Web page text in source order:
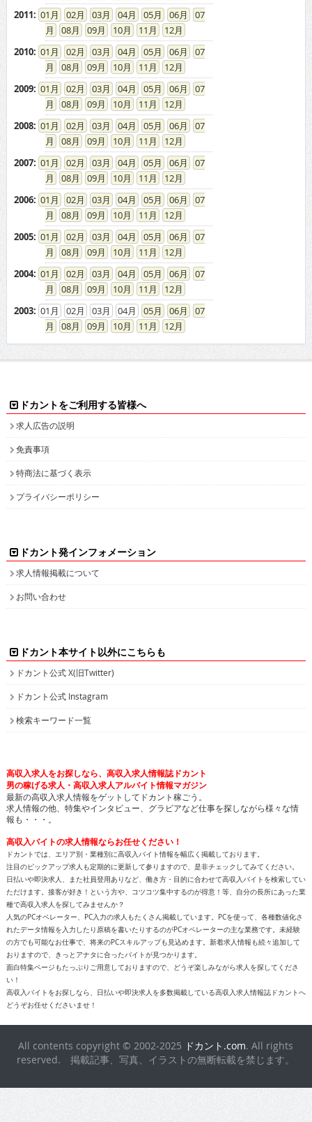
2011: 01 02 03 04 05 06
07
08
09 10 11
12
2010: 01 02 03 04 05 06
07
08
09 10 11
12
2009: 01 02 03 04 05 06
07
08
09 10 11
12
2008: 01 02 03 04 05 06
07
08
09 10 11
12
2007: 01 02 03 04 05 06
07
08
09 10 11
12
2006: 01 02 03 04 05 06
07
08
09 10 11
12
2005: 01 02 03 04 05 06
07
08
09 10 11
12
2004: 01 02 03 04 05 06
07
08
09 10 11
12
2003: 01 02 03 04 05 06
07
08
09 10 11 12
ドカントをご利用する皆様へ
求人広告の説明
免責事項
特商法に基づく表示
プライバシーポリシー
ドカント発インフォメーション
求人情報掲載について
お問い合わせ
ドカント本サイト以外にこちらも
ドカント公式 X(旧Twitter)
ドカント公式 Instagram
検索キーワード一覧
高収入求人をお探しなら、高収入求人情報誌ドカント
男の稼げる求人・高収入求人アルバイト情報マガジン
最新の高収入求人情報をゲットしてドカント稼ごう。
求人情報の他、特集やインタビュー、グラビアなど仕事を探しながら様々な情
報も・・・。
高収入バイトの求人情報ならお任せください！
ドカントでは、エリア別・業種別に高収入バイト情報を幅広く掲載しております。
注目のピックアップ求人も定期的に更新して参りますので、是非チェックしてみてください。
日払いや即決求人、また社員登用ありなど、働き方・目的に合わせて高収入バイトを検索してい
ただけます。接客が好き！という方や、コツコツ集中するのが得意！等、自分の長所にあった業
種で高収入求人を探してみませんか？
人気のPCオペレーター、PC入力の求人もたくさん掲載しています。PCを使って、各種数値化さ
れたデータ情報を入力したり原稿を書いたりするのがPCオペレーターの主な業務です。未経験
の方でも可能なお仕事で、将来のPCスキルアップも見込めます。新着求人情報も続々追加して
おりますので、きっとアナタに合ったバイトが見つかります。
面白特集ページもたっぷりご用意しておりますので、どうぞ楽しみながら求人を探してくださ
い！
高収入バイトをお探しなら、日払いや即決求人を多数掲載している高収入求人情報誌ドカントへ
どうぞお任せくださいませ！
All contents copyright © 2002-2025 ドカント.com. All rights
reserved. 掲載記事、写真、イラストの無断転載を禁じます。